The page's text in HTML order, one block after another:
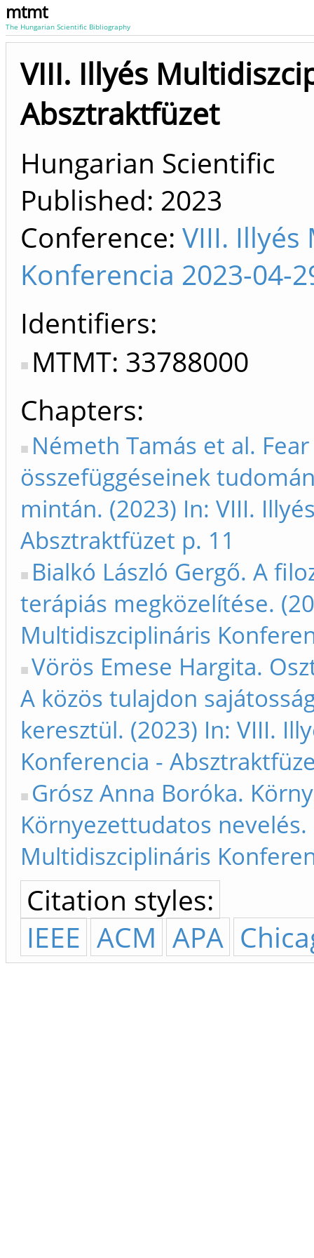
mtmt
The Hungarian Scientific Bibliography
VIII. Illyés
Absztraktfüzet
Hungarian Scientific
Published: 2023
Conference: VIII.
Konferencia 2023-04-
Identifiers
MTMT: 33788000
Chapters
Németh Tamás et al.
összefüggéseinek
mintán. (2023) In: VIII.
Absztraktfüzet p. 11
Bialkó László Gergő. A
terápiás megközelítése.
Multidiszciplináris
Vörös Emese Hargita.
A közös tulajdon
keresztül. (2023) In: VIII.
Konferencia -
Grósz Anna Boróka.
Környezettudatos nevelés.
Multidiszciplináris
Citation styles:
IEEE ACM APA